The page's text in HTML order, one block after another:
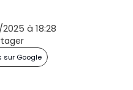
à 18:28
sur Google